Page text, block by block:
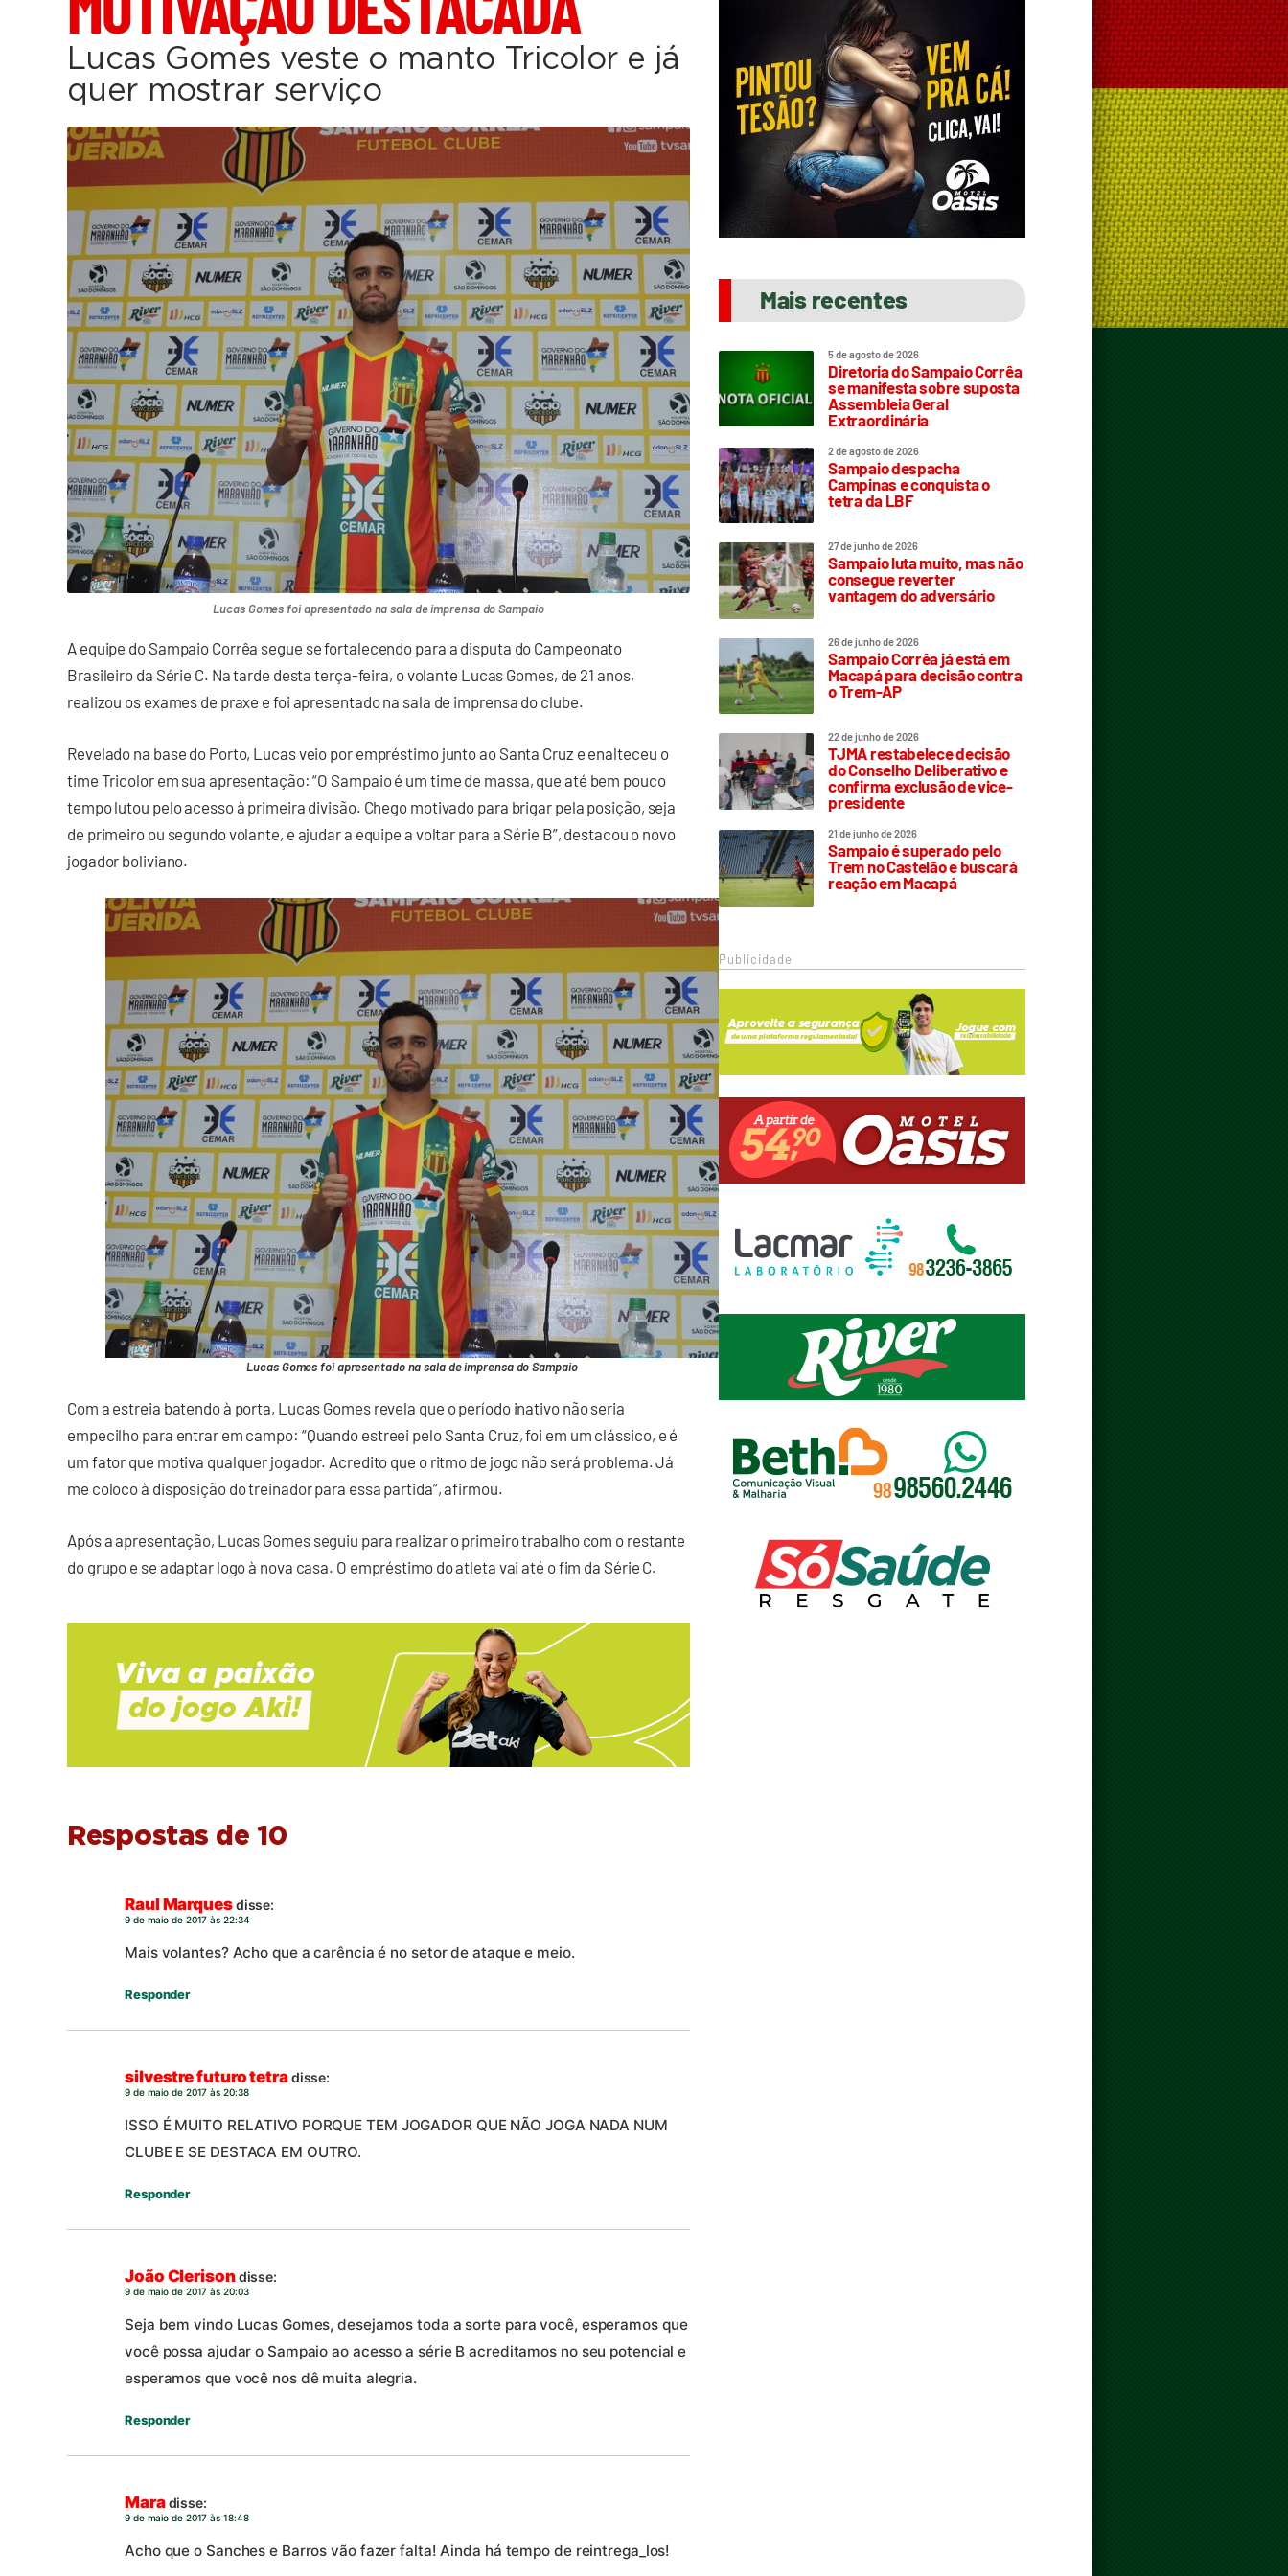
Lucas Gomes veste o manto Tricolor e já
quer mostrar serviço
Lucas Gomes foi apresentado na sala de imprensa do Sampaio
A equipe do Sampaio Corrêa segue se fortalecendo para a disputa do Campeonato
Brasileiro da Série C. Na tarde desta terça-feira, o volante Lucas Gomes, de 21 anos,
realizou os exames de praxe e foi apresentado na sala de imprensa do clube.
Revelado na base do Porto, Lucas veio por empréstimo junto ao Santa Cruz e enalteceu o
time Tricolor em sua apresentação: “O Sampaio é um time de massa, que até bem pouco
tempo lutou pelo acesso à primeira divisão. Chego motivado para brigar pela posição, seja
de primeiro ou segundo volante, e ajudar a equipe a voltar para a Série B”, destacou o novo
jogador boliviano.
Lucas Gomes foi apresentado na sala de imprensa do Sampaio
Com a estreia batendo à porta, Lucas Gomes revela que o período inativo não seria
empecilho para entrar em campo: “Quando estreei pelo Santa Cruz, foi em um clássico, e é
um fator que motiva qualquer jogador. Acredito que o ritmo de jogo não será problema. Já
me coloco à disposição do treinador para essa partida”, afirmou.
Após a apresentação, Lucas Gomes seguiu para realizar o primeiro trabalho com o restante
do grupo e se adaptar logo à nova casa. O empréstimo do atleta vai até o fim da Série C.
Respostas de 10
Raul Marquesdisse:
9 de maio de 2017 às 22:34
Mais volantes? Acho que a carência é no setor de ataque e meio.
Responder
silvestre futuro tetradisse:
9 de maio de 2017 às 20:38
ISSO É MUITO RELATIVO PORQUE TEM JOGADOR QUE NÃO JOGA NADA NUM
CLUBE E SE DESTACA EM OUTRO.
Responder
João Clerisondisse:
9 de maio de 2017 às 20:03
Seja bem vindo Lucas Gomes, desejamos toda a sorte para você, esperamos que
você possa ajudar o Sampaio ao acesso a série B acreditamos no seu potencial e
esperamos que você nos dê muita alegria.
Responder
Maradisse:
9 de maio de 2017 às 18:48
Acho que o Sanches e Barros vão fazer falta! Ainda há tempo de reintrega_los!
Mais recentes
5 de agosto de 2026
Diretoria do Sampaio Corrêa
se manifesta sobre suposta
Assembleia Geral
Extraordinária
2 de agosto de 2026
Sampaio despacha
Campinas e conquista o
tetra da LBF
27 de junho de 2026
Sampaio luta muito, mas não
consegue reverter
vantagem do adversário
26 de junho de 2026
Sampaio Corrêa já está em
Macapá para decisão contra
o Trem-AP
22 de junho de 2026
TJMA restabelece decisão
do Conselho Deliberativo e
confirma exclusão de vice-
presidente
21 de junho de 2026
Sampaio é superado pelo
Trem no Castelão e buscará
reação em Macapá
Publicidade